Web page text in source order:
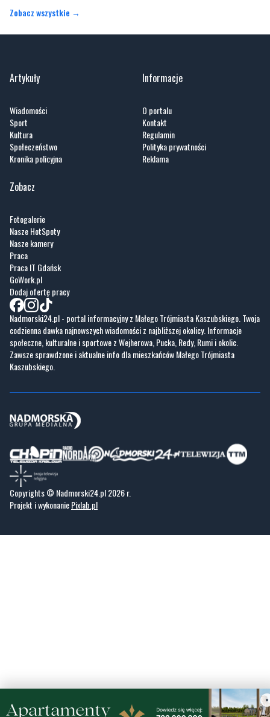
Zobacz wszystkie →
Artykuły
Wiadomości
Sport
Kultura
Społeczeństwo
Kronika policyjna
Informacje
O portalu
Kontakt
Regulamin
Polityka prywatności
Reklama
Zobacz
Fotogalerie
Nasze HotSpoty
Nasze kamery
Praca
Praca IT Gdańsk
GoWork.pl
Dodaj ofertę pracy
Nadmorski24.pl - portal informacyjny z Małego Trójmiasta Kaszubskiego. Twoja
codzienna dawka najnowszych wiadomości z najbliższej okolicy. Informacje
społeczne, kulturalne i sportowe z Wejherowa, Pucka, Redy, Rumi i okolic.
Zawsze sprawdzone i aktualne info dla mieszkańców Małego Trójmiasta
Kaszubskiego.
Copyrights © Nadmorski24.pl 2026 r.
Projekt i wykonaniePixlab.pl
×